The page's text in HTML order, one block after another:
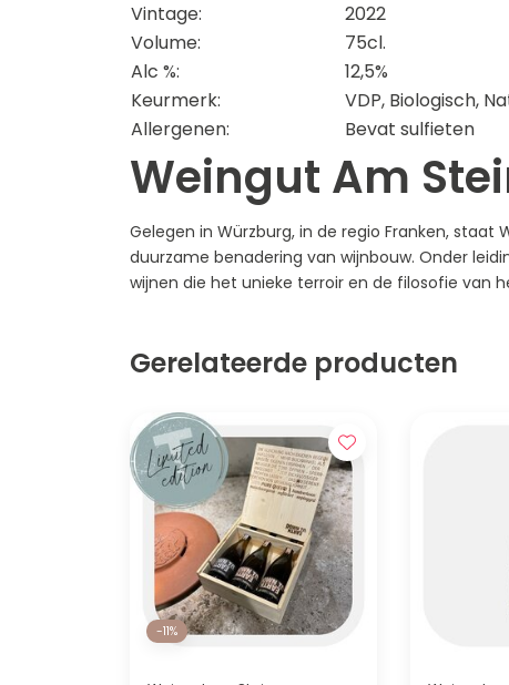
Vintage:
2022
Volume:
75cl.
Alc %:
12,5%
Keurmerk:
VDP, Biologisch,
Allergenen:
Bevat sulfieten
Weingut Am
Gelegen in Würzburg, in de regio Franken,
duurzame benadering van wijnbouw. Onder
wijnen die het unieke terroir en de filosofie van
Gerelateerde producten
-11%